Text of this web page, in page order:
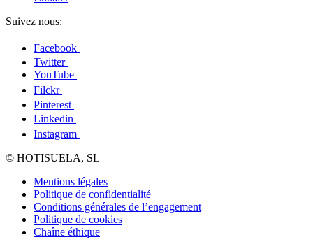
Suivez nous:
Facebook
Twitter
YouTube
Filckr
Pinterest
Linkedin
Instagram
© HOTISUELA, SL
Mentions légales
Politique de confidentialité
Conditions générales de l’engagement
Politique de cookies
Chaîne éthique